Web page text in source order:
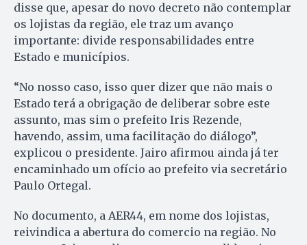
disse que, apesar do novo decreto não contemplar
os lojistas da região, ele traz um avanço
importante: divide responsabilidades entre
Estado e municípios.
“No nosso caso, isso quer dizer que não mais o
Estado terá a obrigação de deliberar sobre este
assunto, mas sim o prefeito Iris Rezende,
havendo, assim, uma facilitação do diálogo”,
explicou o presidente. Jairo afirmou ainda já ter
encaminhado um ofício ao prefeito via secretário
Paulo Ortegal.
No documento, a AER44, em nome dos lojistas,
reivindica a abertura do comercio na região. No